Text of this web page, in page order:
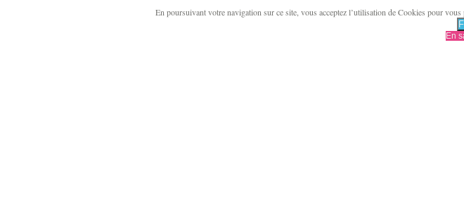
En poursuivant votre navigation sur ce site, vous acceptez l’utilisation de Cookies pour
En